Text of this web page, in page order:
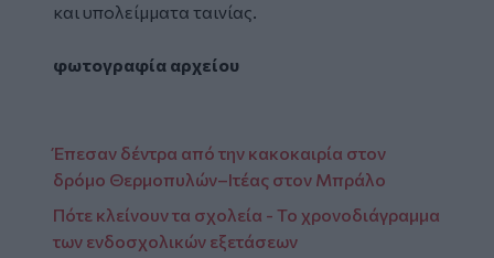
και υπολείμματα ταινίας.
φωτογραφία αρχείου
Έπεσαν δέντρα από την κακοκαιρία στον
δρόμο Θερμοπυλών–Ιτέας στον Μπράλο
Πότε κλείνουν τα σχολεία - Το χρονοδιάγραμμα
των ενδοσχολικών εξετάσεων